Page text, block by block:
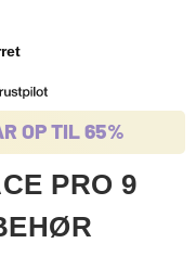
OP TIL 65%
PRO 9